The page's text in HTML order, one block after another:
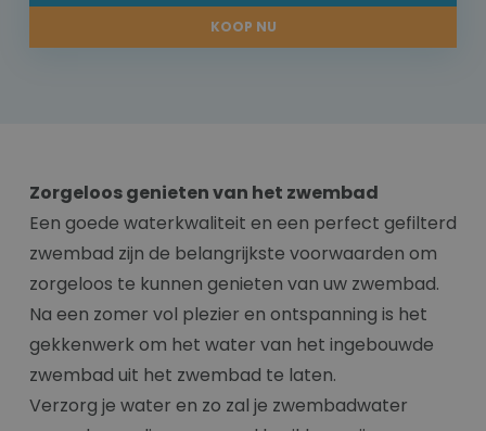
KOOP NU
Zorgeloos genieten van het zwembad
Een goede waterkwaliteit en een perfect gefilterd
zwembad zijn de belangrijkste voorwaarden om
zorgeloos te kunnen genieten van uw zwembad.
Na een zomer vol plezier en ontspanning is het
gekkenwerk om het water van het ingebouwde
zwembad uit het zwembad te laten.
Verzorg je water en zo zal je zwembadwater